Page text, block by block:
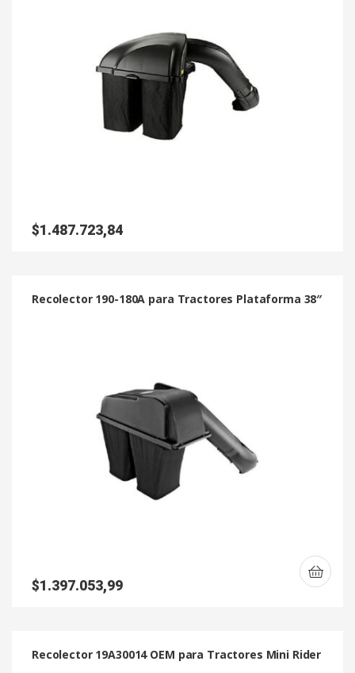
$1.487.723,84
Recolector 190-180A para Tractores Plataforma 38″
$1.397.053,99
Recolector 19A30014 OEM para Tractores Mini Rider